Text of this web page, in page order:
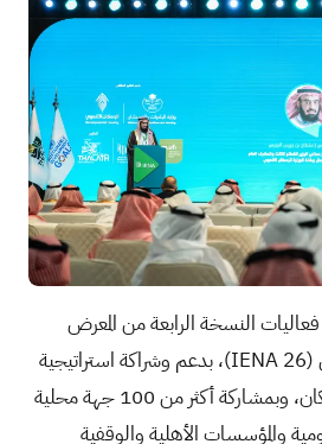
النسخة الرابعة من المعرض
(
IENA 26)، بدعم وشراكة استراتيجية
من وزارة البلديات والإسكان، وبمشاركة أكثر من 100 جهة محلية
والمؤسسات الأهلية والوقفية